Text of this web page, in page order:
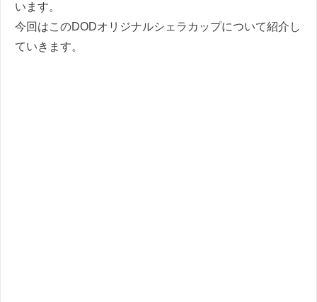
います。
今回はこのDODオリジナルシェラカップについて紹介し
ていきます。